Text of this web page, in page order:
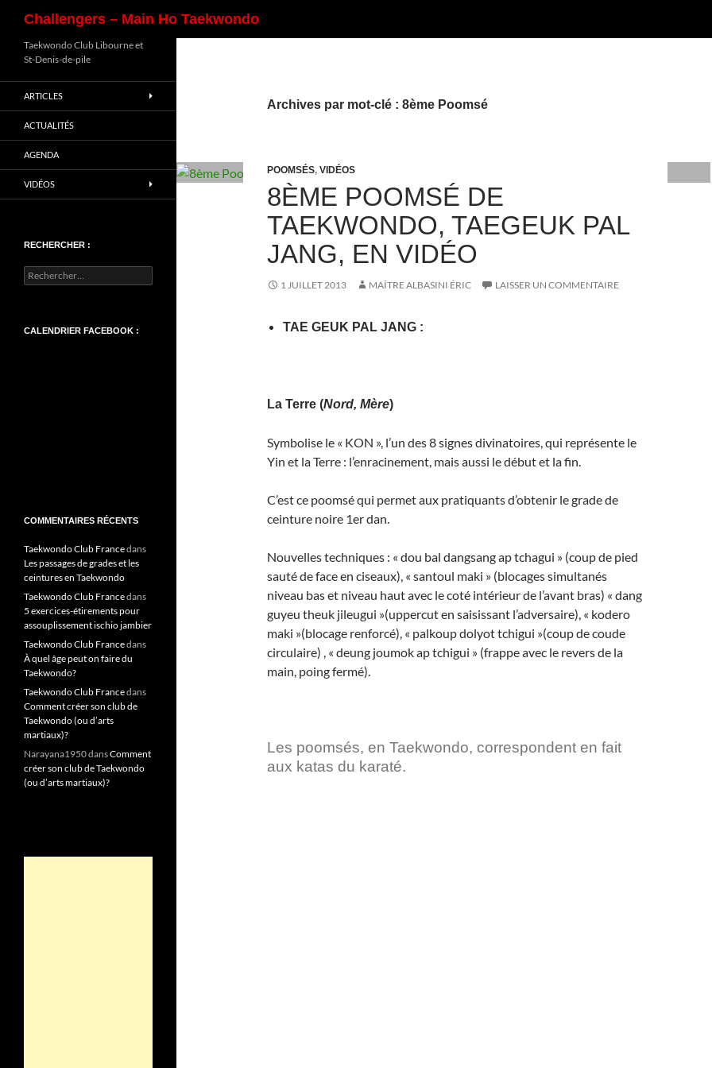
Aller
contenu
Challengers – Main Ho Taekwondo
Archives par mot-clé : 8ème Poomsé
POOMSÉS, VIDÉOS
8ÈME POOMSÉ DE
TAEKWONDO, TAEGEUK PAL
JANG, EN VIDÉO
1 JUILLET 2013 MAÎTRE ALBASINI ÉRIC LAISSER UN COMMENTAIRE
TAE GEUK PAL JANG :
La Terre (Nord, Mère)
Symbolise le « KON », l’un des 8 signes divinatoires, qui représente le
Yin et la Terre : l’enracinement, mais aussi le début et la fin.
C’est ce poomsé qui permet aux pratiquants d’obtenir le grade de
ceinture noire 1er dan.
Nouvelles techniques : « dou bal dangsang ap tchagui » (coup de pied
sauté de face en ciseaux), « santoul maki » (blocages simultanés
niveau bas et niveau haut avec le coté intérieur de l’avant bras) « dang
guyeu theuk jileugui »(uppercut en saisissant l’adversaire), « kodero
maki »(blocage renforcé), « palkoup dolyot tchigui »(coup de coude
circulaire) , « deung joumok ap tchigui » (frappe avec le revers de la
main, poing fermé).
Les poomsés, en Taekwondo, correspondent en fait
aux katas du karaté.
Taekwondo Club Libourne et
St-Denis-de-pile
ARTICLES
ACTUALITÉS
AGENDA
VIDÉOS
RECHERCHER :
Rechercher :
CALENDRIER FACEBOOK :
COMMENTAIRES RÉCENTS
Taekwondo Club Francedans
Les passages de grades et les
ceintures en Taekwondo
Taekwondo Club Francedans
5 exercices-étirements pour
assouplissement ischio jambier
Taekwondo Club Francedans
À quel âge peut on faire du
Taekwondo?
Taekwondo Club Francedans
Comment créer son club de
Taekwondo (ou d’arts
martiaux)?
Narayana1950dansComment
créer son club de Taekwondo
(ou d’arts martiaux)?